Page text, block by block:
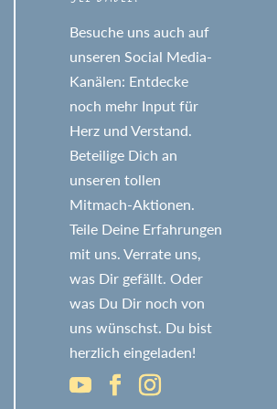
Besuche uns auch auf
unseren Social Media-
Kanälen: Entdecke
noch mehr Input für
Herz und Verstand.
Beteilige Dich an
unseren tollen
Mitmach-Aktionen.
Teile Deine Erfahrungen
mit uns. Verrate uns,
was Dir gefällt. Oder
was Du Dir noch von
uns wünschst. Du bist
herzlich eingeladen!